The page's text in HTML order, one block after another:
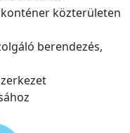
közterületen
berendezés,